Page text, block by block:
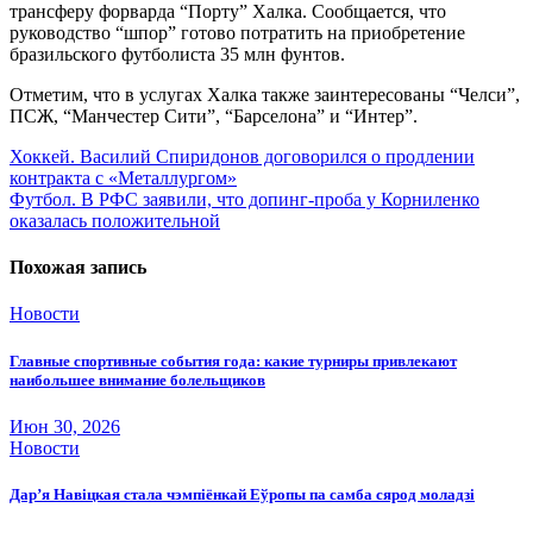
трансферу форварда “Порту” Халка. Сообщается, что
руководство “шпор” готово потратить на приобретение
бразильского футболиста 35 млн фунтов.
Отметим, что в услугах Халка также заинтересованы “Челси”,
ПСЖ, “Манчестер Сити”, “Барселона” и “Интер”.
Навигация
по
записям
Хоккей. Василий Спиридонов договорился о продлении
контракта с «Металлургом»
Футбол. В РФС заявили, что допинг-проба у Корниленко
оказалась положительной
Похожая запись
Новости
Главные спортивные события года: какие турниры привлекают
наибольшее внимание болельщиков
Июн 30, 2026
Новости
Дар’я Навіцкая стала чэмпіёнкай Еўропы па самба сярод моладзі